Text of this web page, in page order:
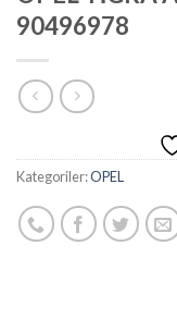
90496978
Kategoriler:OPEL